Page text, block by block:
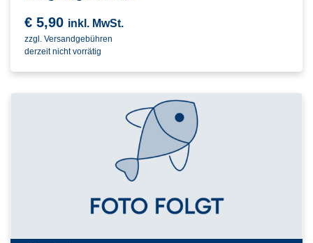
€ 5,90 inkl. MwSt.
zzgl. Versandgebühren
derzeit nicht vorrätig